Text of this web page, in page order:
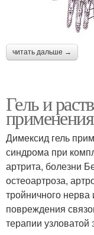
читать дальше →
Гель и
применения
Димексид гель
синдрома при
артрита, болезни
остеоартроза,
тройничного
повреждения
терапии узловатой